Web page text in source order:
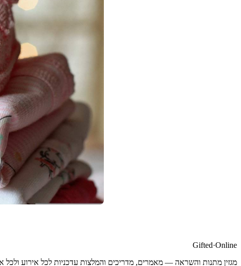
Gifted·Online
מגזין מתנות והשראה — מאמרים, מדריכים והמלצות עדכניות לכל אירוע ולכל